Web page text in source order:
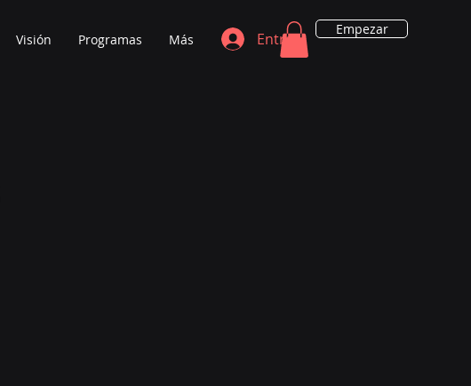
Visión Programas Más Entrar
Empezar